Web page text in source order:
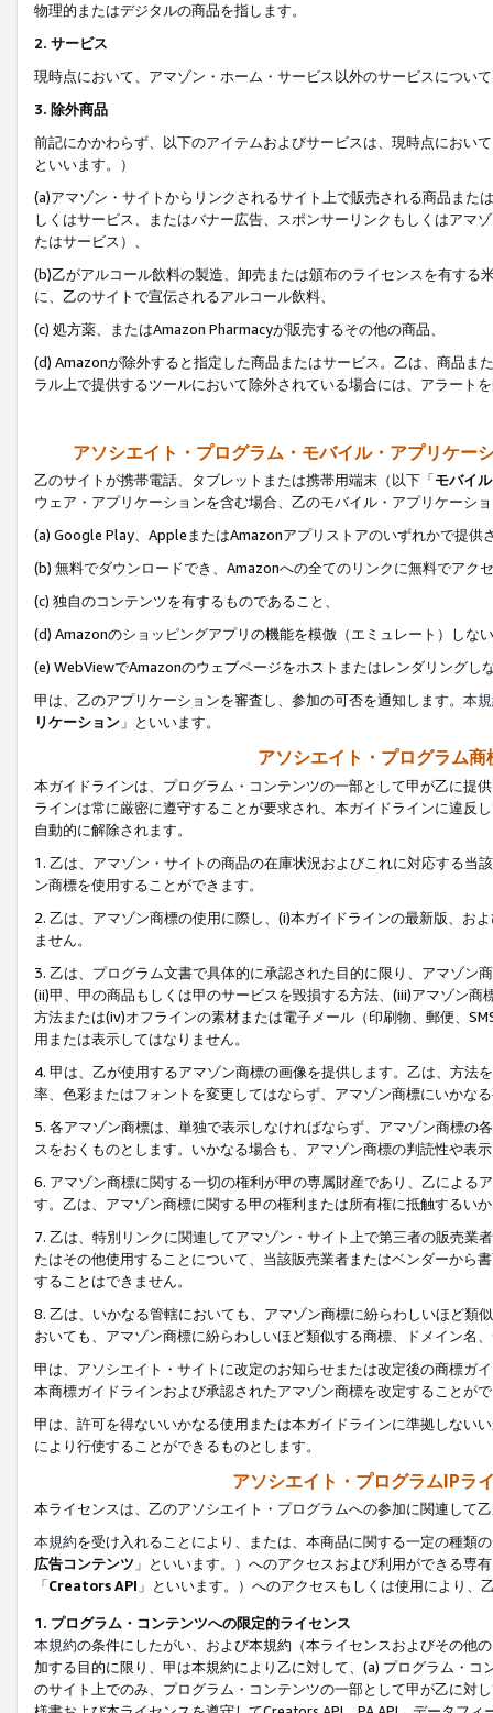
物理的またはデジタルの商品を指します。
2. サービス
現時点において、アマゾン・ホーム・サービス以外のサービスについ
3. 除外商品
前記にかかわらず、以下のアイテムおよびサービスは、現時点におい
といいます。）
(a)アマゾン・サイトからリンクされるサイト上で販売される商品ま
しくはサービス、またはバナー広告、スポンサーリンクもしくはアマ
たはサービス）、
(b)乙がアルコール飲料の製造、卸売または頒布のライセンスを有す
に、乙のサイトで宣伝されるアルコール飲料、
(c) 処方薬、またはAmazon Pharmacyが販売するその他の商品、
(d) Amazonが除外すると指定した商品またはサービス。乙は、商品ま
ラル上で提供するツールにおいて除外されている場合には、アラート
アソシエイト・プログラム・モバイル・アプリケー
乙のサイトが携帯電話、タブレットまたは携帯用端末（以下「モバイ
ウェア・アプリケーションを含む場合、乙のモバイル・アプリケーシ
(a) Google Play、AppleまたはAmazonアプリストアのいずれかで提供
(b) 無料でダウンロードでき、Amazonへの全てのリンクに無料でアク
(c) 独自のコンテンツを有するものであること、
(d) Amazonのショッピングアプリの機能を模倣（エミュレート）しな
(e) WebViewでAmazonのウェブページをホストまたはレンダリングし
甲は、乙のアプリケーションを審査し、参加の可否を通知します。 本
リケーション 」といいます。
アソシエイト・プログラム
本ガイドラインは、プログラム・コンテンツの一部として甲が乙に提
ラインは常に厳密に遵守することが要求され、本ガイドラインに違反
自動的に解除されます。
1. 乙は、アマゾン・サイトの商品の在庫状況およびこれに対応する
ン商標を使用することができます。
2. 乙は、アマゾン商標の使用に際し、(i)本ガイドラインの最新版、お
ません。
3. 乙は、プログラム文書で具体的に承認された目的に限り、アマゾン
(ii)甲、甲の商品もしくは甲のサービスを毀損する方法、(iii)アマゾン
方法または(iv)オフラインの素材または電子メール（印刷物、郵便、
用または表示してはなりません。
4. 甲は、乙が使用するアマゾン商標の画像を提供します。乙は、方
率、色彩またはフォントを変更してはならず、アマゾン商標にいかな
5. 各アマゾン商標は、単独で表示しなければならず、アマゾン商標
スをおくものとします。いかなる場合も、アマゾン商標の判読性や表
6. アマゾン商標に関する一切の権利が甲の専属財産であり、乙による
す。乙は、アマゾン商標に関する甲の権利または所有権に抵触するい
7. 乙は、特別リンクに関連してアマゾン・サイト上で第三者の販売
たはその他使用することについて、当該販売業者またはベンダーから
することはできません。
8. 乙は、いかなる管轄においても、アマゾン商標に紛らわしいほど類
おいても、アマゾン商標に紛らわしいほど類似する商標、ドメイン名
甲は、アソシエイト・サイトに改定のお知らせまたは改定後の商標ガ
本商標ガイドラインおよび承認されたアマゾン商標を改定することが
甲は、許可を得ないいかなる使用または本ガイドラインに準拠しない
により行使することができるものとします。
アソシエイト・プログラムIPラ
本ライセンスは、乙のアソシエイト・プログラムへの参加に関連して
本規約を受け入れることにより、または、本商品に関する一定の種類
広告コンテンツ 」といいます。）へのアクセスおよび利用ができる専
「Creators API 」といいます。）へのアクセスもしくは使用により
1. プログラム・コンテンツへの限定的ライセンス
本規約の条件にしたがい、および本規約（本ライセンスおよびその他
加する目的に限り、甲は本規約により乙に対して、(a) プログラム・
のサイト上でのみ、プログラム・コンテンツの一部として甲が乙に対